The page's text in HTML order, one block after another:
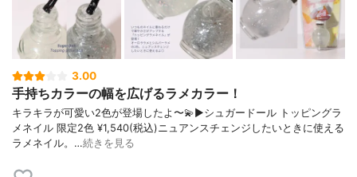
3.00
手持ちカラーの幅を広げるラメカラー！
キラキラが可愛い2色が登場したよ〜💫▶︎シュガードール トッピングラ
メネイル 限定2色 ¥1,540(税込)ニュアンスチェンジしたいときに使える
ラメネイル。…続きを見る